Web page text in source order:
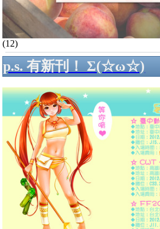
(12)
p.s. 有新刊！ Σ(☆ω☆)